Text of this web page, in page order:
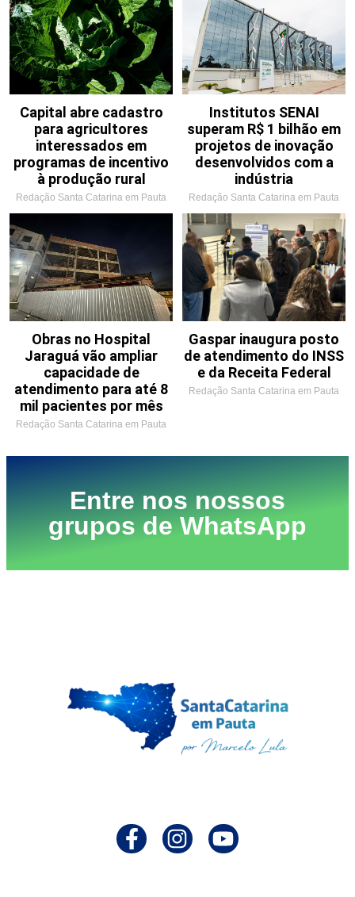
Capital abre cadastro
para agricultores
interessados em
programas de incentivo
à produção rural
Redação Santa Catarina em Pauta
Institutos SENAI
superam R$ 1 bilhão em
projetos de inovação
desenvolvidos com a
indústria
Redação Santa Catarina em Pauta
Obras no Hospital
Jaraguá vão ampliar
capacidade de
atendimento para até 8
mil pacientes por mês
Redação Santa Catarina em Pauta
Gaspar inaugura posto
de atendimento do INSS
e da Receita Federal
Redação Santa Catarina em Pauta
Entre nos nossos
grupos de WhatsApp